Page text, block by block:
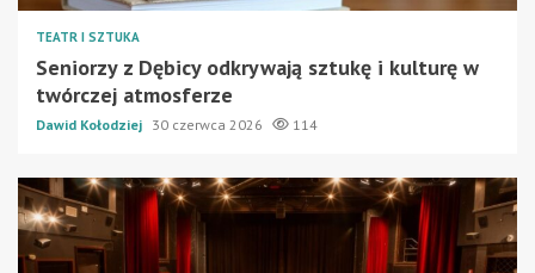
TEATR I SZTUKA
Seniorzy z Dębicy odkrywają sztukę i kulturę w
twórczej atmosferze
Dawid Kołodziej 30 czerwca 2026 114